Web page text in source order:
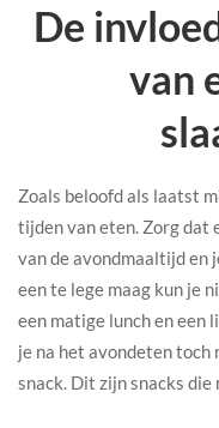
De
van
Zoals beloofd als laatst
tijden van eten. Zorg dat
van de avondmaaltijd en
een te lege maag kun je
een matige lunch en een
je na het avondeten toch
snack. Dit zijn snacks